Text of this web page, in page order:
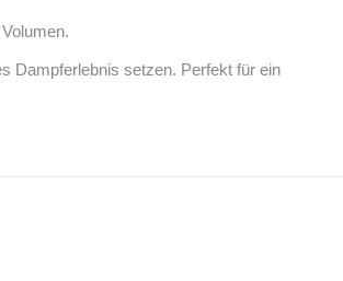
Dampferlebnis setzen. Perfekt für ein